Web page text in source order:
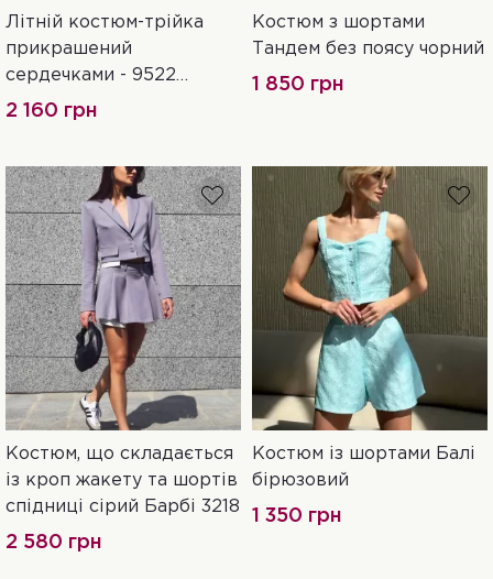
L
Літній костюм-трійка
прикрашений
сердечками - 9522
червоний
2 160 грн
S M
Костюм з шортами
Тандем без поясу чорний
1 850 грн
44 46
Костюм, що складається
із кроп жакету та шортів
спідниці сірий Барбі 3218
2 580 грн
S M L XL
Костюм із шортами Балі
бірюзовий
1 350 грн